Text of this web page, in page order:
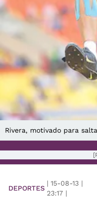
Rivera, motivado para
DEPORTES
| 15-08-13 |
23:17 |